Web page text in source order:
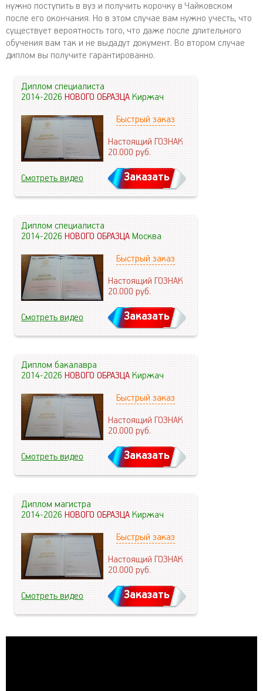
нужно поступить в вуз и получить корочку в Чайковском
после его окончания. Но в этом случае вам нужно учесть, что
существует вероятность того, что даже после длительного
обучения вам так и не выдадут документ. Во втором случае
диплом вы получите гарантированно.
Диплом специалиста
2014-2026НОВОГО ОБРАЗЦАКиржач
Быстрый заказ
Настоящий ГОЗНАК
20.000руб.
Смотреть видео Заказать
Диплом специалиста
2014-2026НОВОГО ОБРАЗЦАМосква
Быстрый заказ
Настоящий ГОЗНАК
20.000руб.
Смотреть видео Заказать
Диплом бакалавра
2014-2026НОВОГО ОБРАЗЦАКиржач
Быстрый заказ
Настоящий ГОЗНАК
20.000руб.
Смотреть видео Заказать
Диплом магистра
2014-2026НОВОГО ОБРАЗЦАКиржач
Быстрый заказ
Настоящий ГОЗНАК
20.000руб.
Смотреть видео Заказать